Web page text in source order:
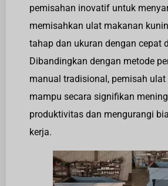
pemisahan inovatif untuk
memisahkan ulat makanan
tahap dan ukuran dengan cepat
Dibandingkan dengan metode
manual tradisional, pemisah
mampu secara signifikan
produktivitas dan mengurangi
kerja.